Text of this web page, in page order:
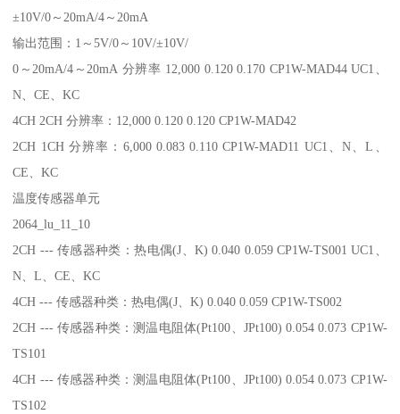
±10V/0～20mA/4～20mA
输出范围：1～5V/0～10V/±10V/
0～20mA/4～20mA 分辨率 12,000 0.120 0.170 CP1W-MAD44 UC1、
N、CE、KC
4CH 2CH 分辨率：12,000 0.120 0.120 CP1W-MAD42
2CH 1CH 分辨率：6,000 0.083 0.110 CP1W-MAD11 UC1、N、L、
CE、KC
温度传感器单元
2064_lu_11_10
2CH --- 传感器种类：热电偶(J、K) 0.040 0.059 CP1W-TS001 UC1、
N、L、CE、KC
4CH --- 传感器种类：热电偶(J、K) 0.040 0.059 CP1W-TS002
2CH --- 传感器种类：测温电阻体(Pt100、JPt100) 0.054 0.073 CP1W-
TS101
4CH --- 传感器种类：测温电阻体(Pt100、JPt100) 0.054 0.073 CP1W-
TS102